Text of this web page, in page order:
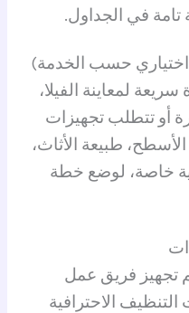
في الجداول.
لمعاينة الفيلا،
أو تتطلب تجهيزات
طبيعة الأثاث،
خاصة، لوضع خطة
تجهيز فريق عمل
الاحترافية